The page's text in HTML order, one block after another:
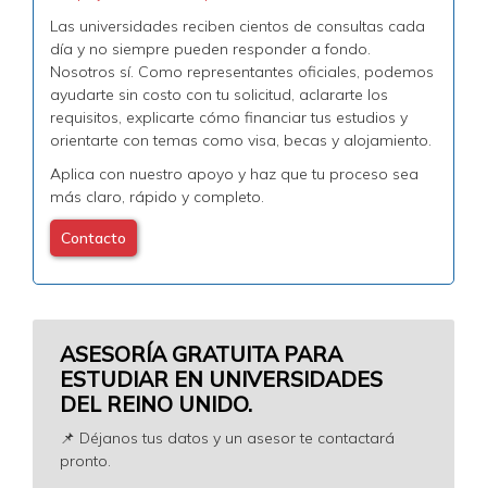
Las universidades reciben cientos de consultas cada
día y no siempre pueden responder a fondo.
Nosotros sí. Como representantes oficiales, podemos
ayudarte sin costo con tu solicitud, aclararte los
requisitos, explicarte cómo financiar tus estudios y
orientarte con temas como visa, becas y alojamiento.
Aplica con nuestro apoyo y haz que tu proceso sea
más claro, rápido y completo.
Contacto
ASESORÍA GRATUITA PARA
ESTUDIAR EN UNIVERSIDADES
DEL REINO UNIDO.
📌 Déjanos tus datos y un asesor te contactará
pronto.